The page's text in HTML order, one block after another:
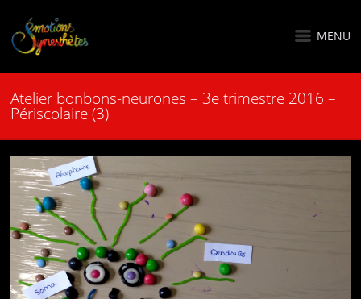
MENU
Atelier bonbons-neurones – 3e trimestre 2016 –
Périscolaire (3)